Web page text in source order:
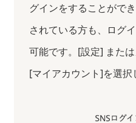
グインをすることがで
されている方も、ログ
可能です。[設定] また
[マイアカウント]を選択